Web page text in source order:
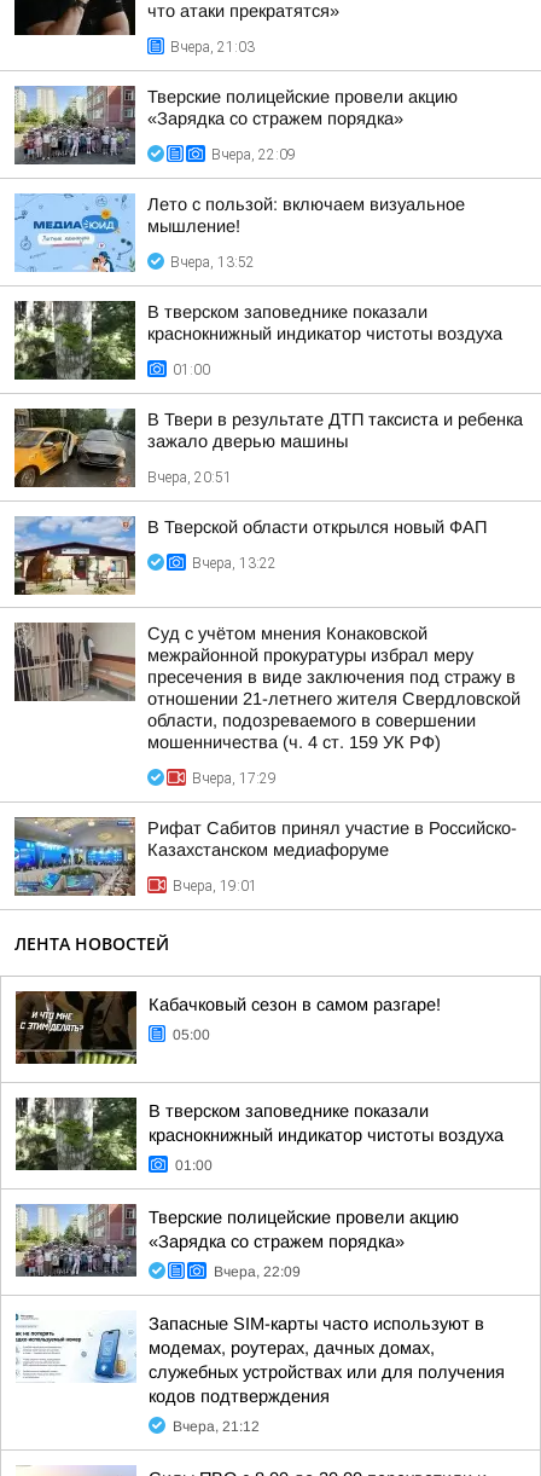
что атаки прекратятся»
Вчера, 21:03
Тверские полицейские провели акцию
«Зарядка со стражем порядка»
Вчера, 22:09
Лето с пользой: включаем визуальное
мышление!
Вчера, 13:52
В тверском заповеднике показали
краснокнижный индикатор чистоты воздуха
01:00
В Твери в результате ДТП таксиста и ребенка
зажало дверью машины
Вчера, 20:51
В Тверской области открылся новый ФАП
Вчера, 13:22
Суд с учётом мнения Конаковской
межрайонной прокуратуры избрал меру
пресечения в виде заключения под стражу в
отношении 21-летнего жителя Свердловской
области, подозреваемого в совершении
мошенничества (ч. 4 ст. 159 УК РФ)
Вчера, 17:29
Рифат Сабитов принял участие в Российско-
Казахстанском медиафоруме
Вчера, 19:01
ЛЕНТА НОВОСТЕЙ
Кабачковый сезон в самом разгаре!
05:00
В тверском заповеднике показали
краснокнижный индикатор чистоты воздуха
01:00
Тверские полицейские провели акцию
«Зарядка со стражем порядка»
Вчера, 22:09
Запасные SIM-карты часто используют в
модемах, роутерах, дачных домах,
служебных устройствах или для получения
кодов подтверждения
Вчера, 21:12